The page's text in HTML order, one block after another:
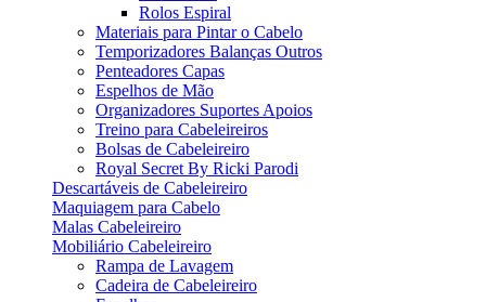
Rolos Espiral
Materiais para Pintar o Cabelo
Temporizadores Balanças Outros
Penteadores Capas
Espelhos de Mão
Organizadores Suportes Apoios
Treino para Cabeleireiros
Bolsas de Cabeleireiro
Royal Secret By Ricki Parodi
Descartáveis de Cabeleireiro
Maquiagem para Cabelo
Malas Cabeleireiro
Mobiliário Cabeleireiro
Rampa de Lavagem
Cadeira de Cabeleireiro